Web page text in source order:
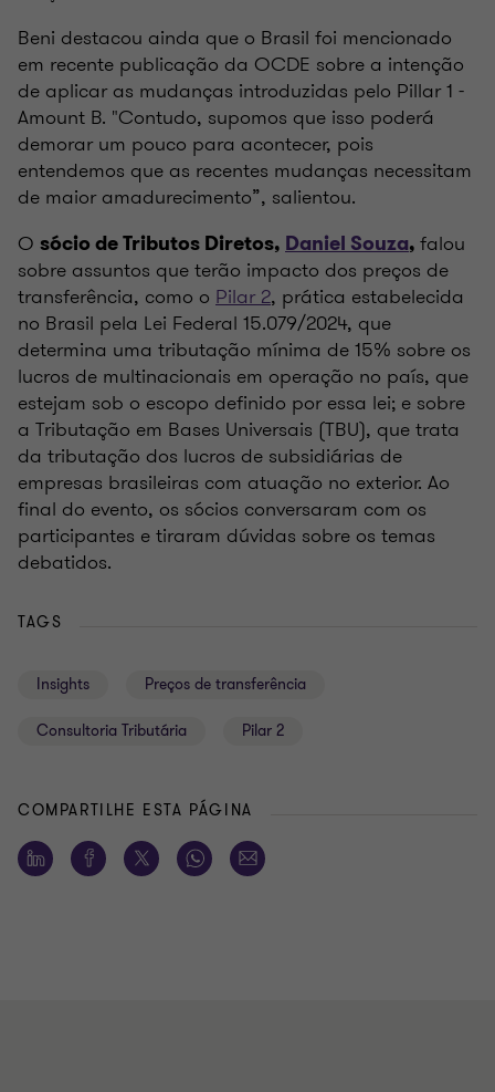
Beni destacou ainda que o Brasil foi mencionado
em recente publicação da OCDE sobre a intenção
de aplicar as mudanças introduzidas pelo Pillar 1 -
Amount B. "Contudo, supomos que isso poderá
demorar um pouco para acontecer, pois
entendemos que as recentes mudanças necessitam
de maior amadurecimento”, salientou.
O sócio de Tributos Diretos, Daniel Souza, falou
sobre assuntos que terão impacto dos preços de
transferência, como o Pilar 2, prática estabelecida
no Brasil pela Lei Federal 15.079/2024, que
determina uma tributação mínima de 15% sobre os
lucros de multinacionais em operação no país, que
estejam sob o escopo definido por essa lei; e sobre
a Tributação em Bases Universais (TBU), que trata
da tributação dos lucros de subsidiárias de
empresas brasileiras com atuação no exterior. Ao
final do evento, os sócios conversaram com os
participantes e tiraram dúvidas sobre os temas
debatidos.
TAGS
Insights Preços de transferência
Consultoria Tributária Pilar 2
COMPARTILHE ESTA PÁGINA